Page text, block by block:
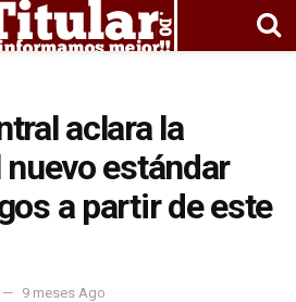
aclara la
estándar
a partir de este
9 meses Ago